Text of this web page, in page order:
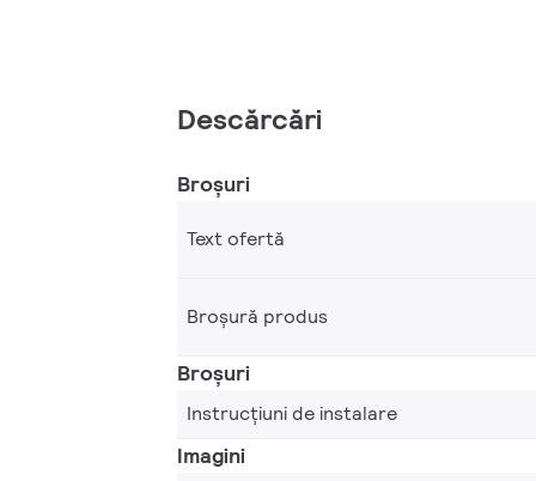
Descărcări
Broșuri
Text ofertă
Broșură produs
Broșuri
Instrucțiuni de instalare
Imagini